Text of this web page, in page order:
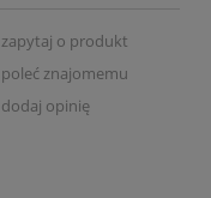
zapytaj o produkt
poleć znajomemu
dodaj opinię